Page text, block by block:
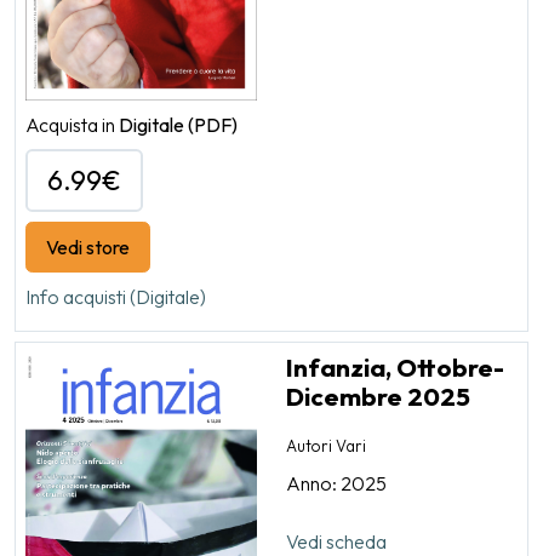
Acquista in Digitale(PDF)
6.99€
Vedi store
Info acquisti (Digitale)
Infanzia, Ottobre-
Dicembre 2025
Autori Vari
Anno: 2025
Vedi scheda